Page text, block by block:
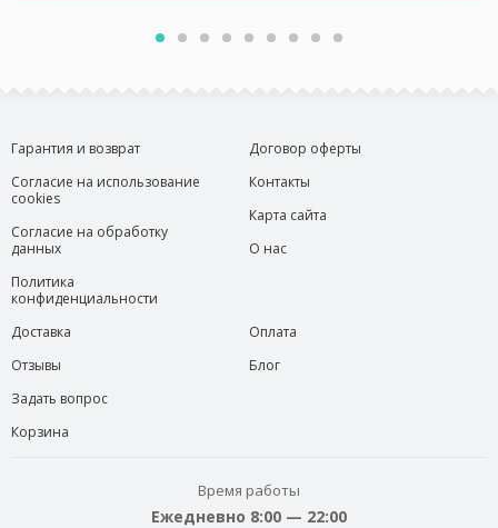
Гарантия и возврат
Согласие на использование
cookies
Согласие на обработку
данных
Политика
конфиденциальности
Договор оферты
Контакты
Карта сайта
О нас
Доставка
Отзывы
Задать вопрос
Корзина
Оплата
Блог
Время работы
Ежедневно 8:00 — 22:00